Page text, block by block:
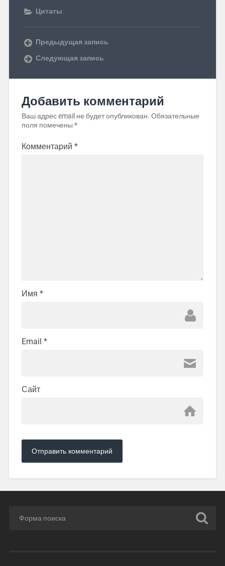
Цитаты
Предыдущая запись
Следующая запись
Добавить комментарий
Ваш адрес email не будет опубликован. Обязательные
поля помечены *
Комментарий *
Имя *
Email *
Сайт